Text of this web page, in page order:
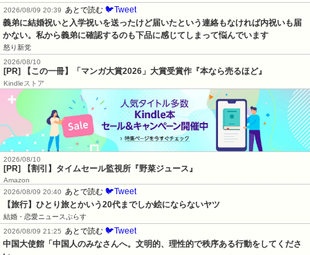
2026/08/09 20:39
あとで読む 🐦Tweet
義弟に結婚祝いと入学祝いを送ったけど届いたという連絡もなければ内祝いも届
かない。私から義弟に確認するのも下品に感じてしまって悩んでいます
怒り新党
2026/08/10
[PR] 【この一冊】「マンガ大賞2026」大賞受賞作『本なら売るほど』
Kindleストア
2026/08/10
[PR] 【割引】タイムセール監視所『野菜ジュース』
Amazon
2026/08/09 20:40
あとで読む 🐦Tweet
【旅行】ひとり旅とかいう20代までしか絵にならないヤツ
結婚・恋愛ニュースぷらす
2026/08/09 21:25
あとで読む 🐦Tweet
中国大使館「中国人のみなさんへ。文明的、理性的で秩序ある行動をしてくださ